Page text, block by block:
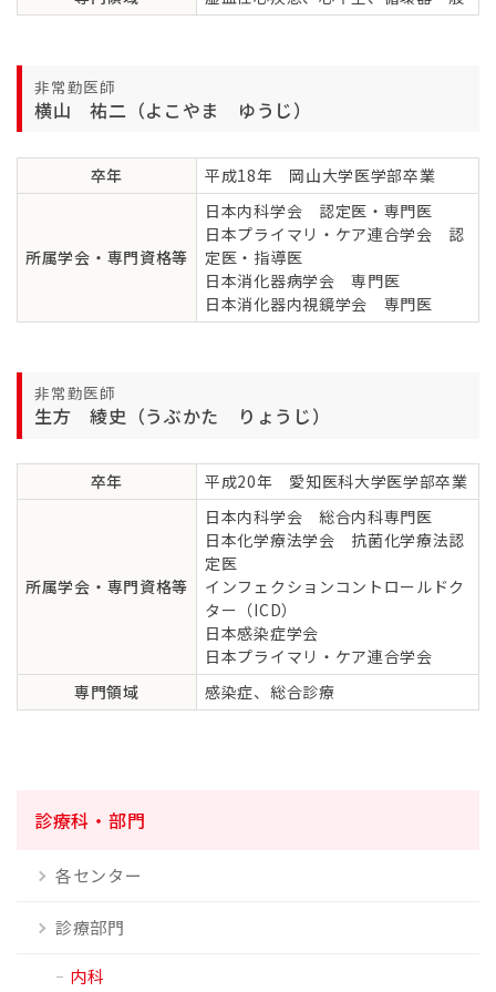
非常勤医師
横山 祐二（よこやま ゆうじ）
卒年 平成18年 岡山大学医学部卒業
所属学会・専門資格等
日本内科学会 認定医・専門医
日本プライマリ・ケア連合学会 認
定医・指導医
日本消化器病学会 専門医
日本消化器内視鏡学会 専門医
非常勤医師
生方 綾史（うぶかた りょうじ）
卒年 平成20年 愛知医科大学医学部卒業
所属学会・専門資格等
日本内科学会 総合内科専門医
日本化学療法学会 抗菌化学療法認
定医
インフェクションコントロールドク
ター（ICD）
日本感染症学会
日本プライマリ・ケア連合学会
専門領域
感染症、総合診療
診療科・部門
各センター
診療部門
内科